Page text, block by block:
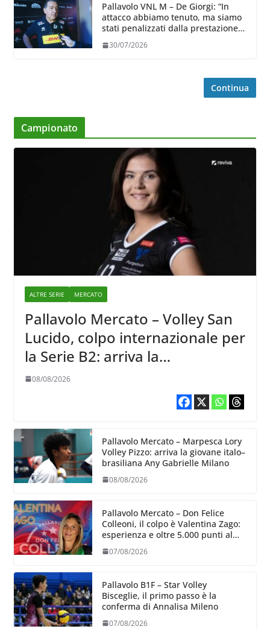
Pallavolo VNL M – De Giorgi: “In
attacco abbiamo tenuto, ma siamo
stati penalizzati dalla prestazione
30/07/2026
Continua
Campionato
ALTRE SERIE MERCATO
Pallavolo Mercato – Volley San
Lucido, colpo internazionale per
la Serie B2: arriva la
schiacciatrice lettone Kristine
08/08/2026
Pallavolo Mercato – Marpesca Lory
Volley Pizzo: arriva la giovane italo–
brasiliana Any Gabrielle Milano
08/08/2026
Pallavolo Mercato – Don Felice
Colleoni, il colpo è Valentina Zago:
esperienza e oltre 5.000 punti al
07/08/2026
Pallavolo B1F – Star Volley
Bisceglie, il primo passo è la
conferma di Annalisa Mileno
07/08/2026